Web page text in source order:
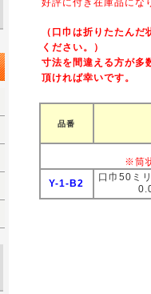
好評に付き在庫品にな
（口巾は折りたたん
ください。）
寸法を間違える方が多
頂ければ幸いです。
品番
※筒
Y-1-B2
口巾50ミ